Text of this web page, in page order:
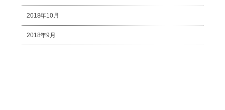
2018年10月
2018年9月